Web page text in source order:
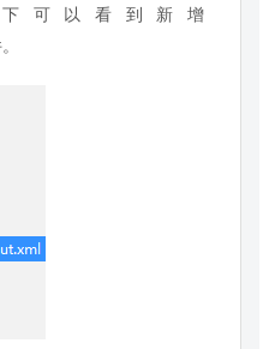
可以看到新增